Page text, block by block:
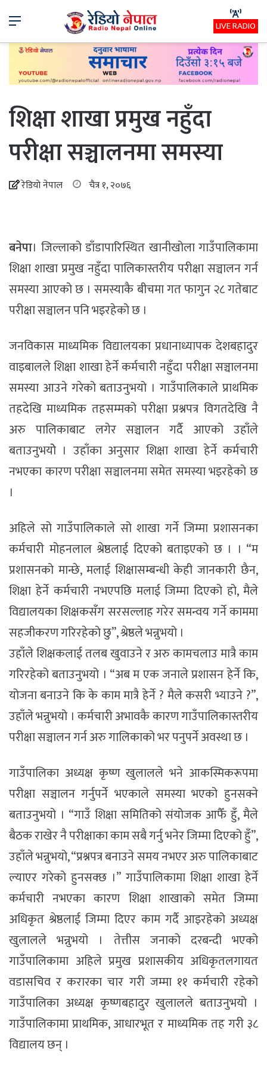
Menu LIVE RADIO
शिक्षा शाखा प्रमुख नहुँदा
परीक्षा सञ्चालनमा समस्या
रेडियो नेपाल चैत्र १, २०७६
बनेपा। जिल्लाको डाँडापारिस्थित खानीखोला गाउँपालिकामा
शिक्षा शाखा प्रमुख नहुँदा पालिकास्तरीय परीक्षा सञ्चालन गर्न
समस्या आएको छ । समस्याकै बीचमा गत फागुन २८ गतेबाट
परीक्षा सञ्चालन पनि भइरहेको छ ।
जनविकास माध्यमिक विद्यालयका प्रधानाध्यापक देशबहादुर
वाइबालले शिक्षा शाखा हेर्ने कर्मचारी नहुँदा परीक्षा सञ्चालनमा
समस्या आउने गरेको बताउनुभयो । गाउँपालिकाले प्राथमिक
तहदेखि माध्यमिक तहसम्मको परीक्षा प्रश्नपत्र विगतदेखि नै
अरु पालिकाबाट लगेर सञ्चालन गर्दै आएको उहाँले
बताउनुभयोे । उहाँका अनुसार शिक्षा शाखा हेर्ने कर्मचारी
नभएका कारण परीक्षा सञ्चालनमा समेत समस्या भइरहेको छ
।
अहिले सो गाउँपालिकाले सो शाखा गर्ने जिम्मा प्रशासनका
कर्मचारी मोहनलाल श्रेष्ठलाई दिएको बताइएको छ । । “म
प्रशासनको मान्छे, मलाई शिक्षासम्बन्धी केही जानकारी छैन,
शिक्षा हेर्ने कर्मचारी नभएपछि मलाई जिम्मा दिएको हो, मैले
विद्यालयका शिक्षकसँग सरसल्लाह गरेर समन्वय गर्ने काममा
सहजीकरण गरिरहेको छु”, श्रेष्ठले भन्नुभयो ।
उहाँले शिक्षकलाई तलब खुवाउने र अरु कामचलाउ मात्रै काम
गरिरहेको बताउनुभयो । “अब म एक जनाले प्रशासन हेर्ने कि,
योजना बनाउने कि के काम मात्रै हेर्ने ? मैले कसरी भ्याउने ?”,
उहाँले भन्नुभयो । कर्मचारी अभावकै कारण गाउँपालिकास्तरीय
परीक्षा सञ्चालन गर्न अरु गालिकाको भर पनुपर्ने अवस्था छ ।
गाउँपालिका अध्यक्ष कृष्ण खुलालले भने आकस्मिकरूपमा
परीक्षा सञ्चालन गर्नुपर्ने भएकाले समस्या भएको हुनसक्ने
बताउनुभयो । “गाउँ शिक्षा समितिको संयोजक आफैँ हुँ, मैले
बैठक राखेर नै परीक्षाका काम सबै गर्नु भनेर जिम्मा दिएको हुँ”,
उहाँले भन्नुभयो, “प्रश्नपत्र बनाउने समय नभएर अरु पालिकाबाट
ल्याएर गरेको हुनसक्छ ।” गाउँपालिकामा शिक्षा शाखा हेर्ने
कर्मचारी नभएका कारण शिक्षा शाखाको समेत जिम्मा
अधिकृत श्रेष्ठलाई जिम्मा दिएर काम गर्दै आइरहेको अध्यक्ष
खुलालले भन्नुभयो । तेत्तीस जनाको दरबन्दी भएको
गाउँपालिकामा अहिले प्रमुख प्रशासकीय अधिकृतलगायत
वडासचिव र करारका चार गरी जम्मा ११ कर्मचारी रहेको
गाउँपालिका अध्यक्ष कृष्णबहादुर खुलालले बताउनुभयो ।
गाउँपालिकामा प्राथमिक, आधारभूत र माध्यमिक तह गरी ३८
विद्यालय छन् ।